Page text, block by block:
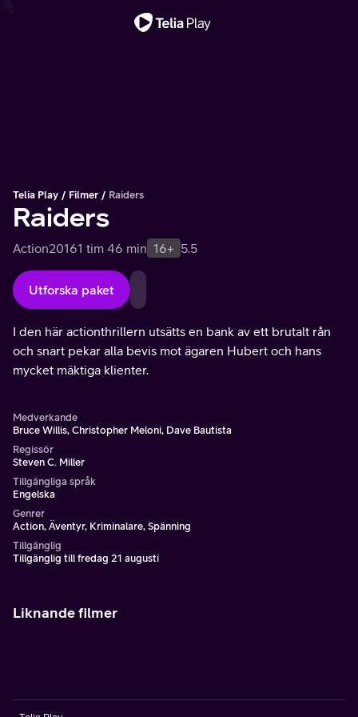
Telia Play Filmer Raiders
Raiders
Action20161 tim 46 min 16+ 5.5
Utforska paket
I den här actionthrillern utsätts en bank av ett brutalt rån
och snart pekar alla bevis mot ägaren Hubert och hans
mycket mäktiga klienter.
Medverkande
Bruce Willis, Christopher Meloni, Dave Bautista
Regissör
Steven C. Miller
Tillgängliga språk
Engelska
Genrer
Action, Äventyr, Kriminalare, Spänning
Tillgänglig
Tillgänglig till fredag 21 augusti
Liknande filmer